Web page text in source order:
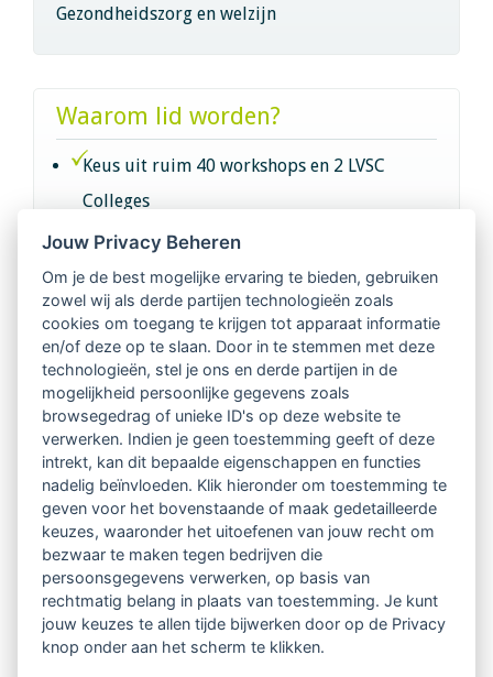
Gezondheidszorg en welzijn
Waarom lid worden?
Keus uit ruim 40 workshops en 2 LVSC
Colleges
Intervisie met geregistreerde vakgenoten
Netwerk van 2100 professionals in 14
regio's
Vindbaar voor opdrachtgevers
Tijdschrift voor
Begeleidingskunde & kennisbank
Beroepsregistratie (LVSC keurmerk)
Lid worden van LVSC
Jouw Privacy Beheren
Om je de best mogelijke ervaring te bieden, gebruiken
zowel wij als derde partijen technologieën zoals
cookies om toegang te krijgen tot apparaat informatie
en/of deze op te slaan. Door in te stemmen met deze
technologieën, stel je ons en derde partijen in de
mogelijkheid persoonlijke gegevens zoals
browsegedrag of unieke ID's op deze website te
verwerken. Indien je geen toestemming geeft of deze
intrekt, kan dit bepaalde eigenschappen en functies
nadelig beïnvloeden. Klik hieronder om toestemming te
geven voor het bovenstaande of maak gedetailleerde
keuzes, waaronder het uitoefenen van jouw recht om
bezwaar te maken tegen bedrijven die
persoonsgegevens verwerken, op basis van
rechtmatig belang in plaats van toestemming. Je kunt
jouw keuzes te allen tijde bijwerken door op de Privacy
knop onder aan het scherm te klikken.